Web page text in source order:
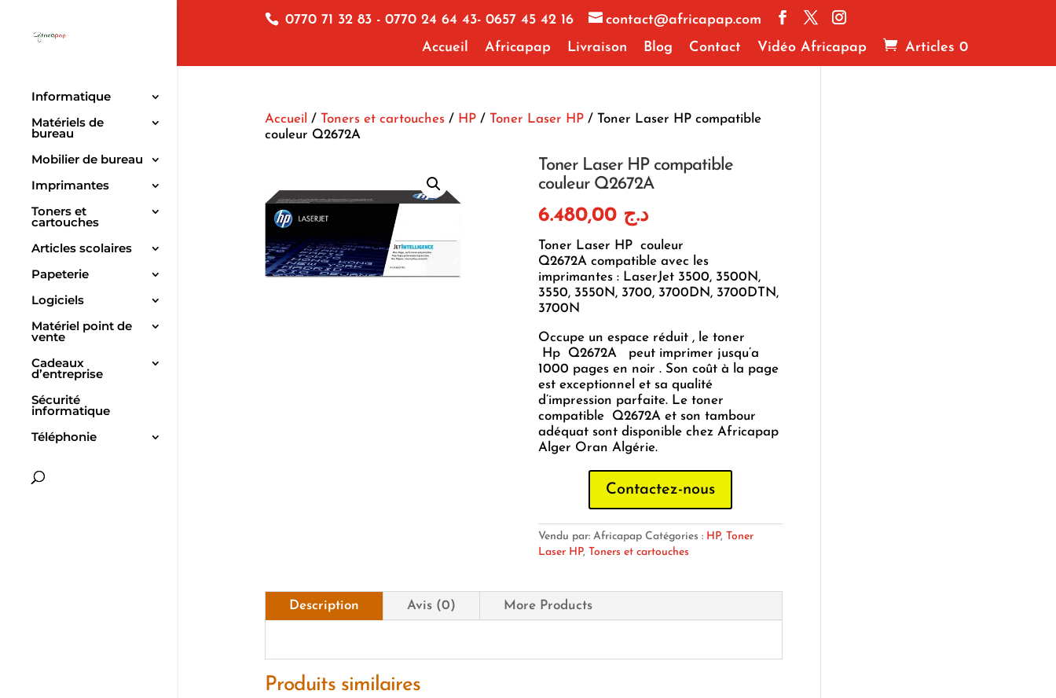
0770 71 32 83 - 0770 24 64 43- 0657 45 42 16
contact@africapap.com
Accueil
Africapap Livraison Blog Contact Vidéo Africapap Articles 0
Informatique
Matériels de
bureau
Mobilier de bureau
Imprimantes
Toners et
cartouches
Articles scolaires
Papeterie
Logiciels
Matériel point de
vente
Cadeaux
d’entreprise
Sécurité
informatique
Téléphonie
Accueil / Toners et cartouches/ HP/ Toner Laser HP/ Toner Laser HP compatible
couleur Q2672A
Toner Laser HP compatible
couleur Q2672A
د.ج 6.480,00
Toner Laser HP couleur
Q2672A compatible avec les
imprimantes : LaserJet 3500, 3500N,
3550, 3550N, 3700, 3700DN, 3700DTN,
3700N
Occupe un espace réduit , le toner
Hp Q2672A peut imprimer jusqu’a
1000 pages en noir . Son coût à la page
est exceptionnel et sa qualité
d’impression parfaite. Le toner
compatible Q2672A et son tambour
adéquat sont disponible chez Africapap
Alger Oran Algérie.
Contactez-nous
Vendu par: Africapap Catégories : HP, Toner
Laser HP, Toners et cartouches
Description Avis (0) More Products
Produits similaires